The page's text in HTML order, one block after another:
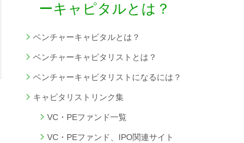
ーキャピタルとは？
ベンチャーキャピタルとは？
ベンチャーキャピタリストとは？
ベンチャーキャピタリストになるには？
キャピタリストリンク集
VC・PEファンド一覧
VC・PEファンド、IPO関連サイト